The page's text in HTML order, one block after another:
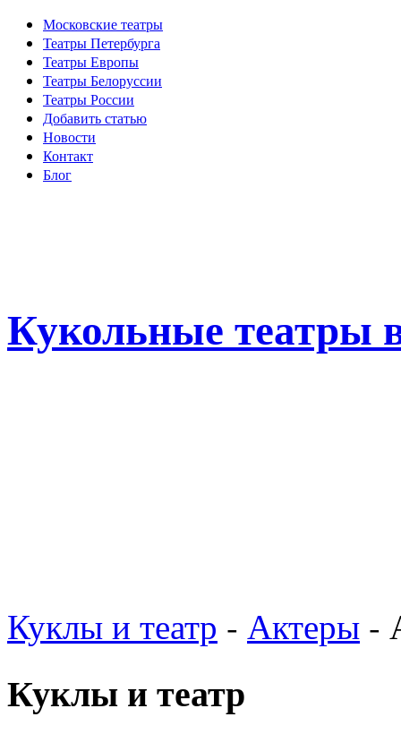
Московские театры
Театры Петербурга
Театры Европы
Театры Белоруссии
Театры России
Добавить статью
Новости
Контакт
Блог
Кукольные театры
Куклы и театр - Актеры -
Куклы и театр